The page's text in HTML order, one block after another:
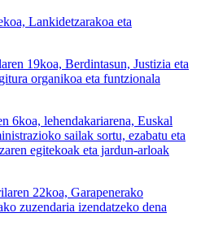
Lankidetzarakoa eta
19koa, Berdintasun, Justizia eta
organikoa eta funtzionala
6koa, lehendakariarena, Euskal
sailak sortu, ezabatu eta
egitekoak eta jardun-arloak
22koa, Garapenerako
zuzendaria izendatzeko dena